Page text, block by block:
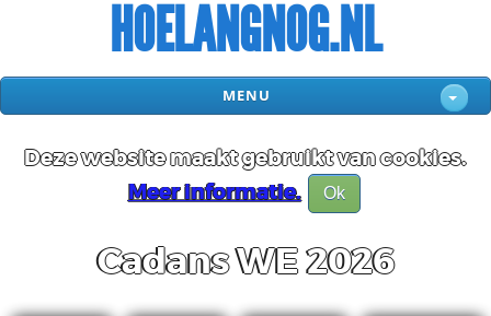
HOELANGNOG.NL
MENU
Deze website maakt gebruikt van cookies.
Meer informatie.
Ok
Cadans WE 2026